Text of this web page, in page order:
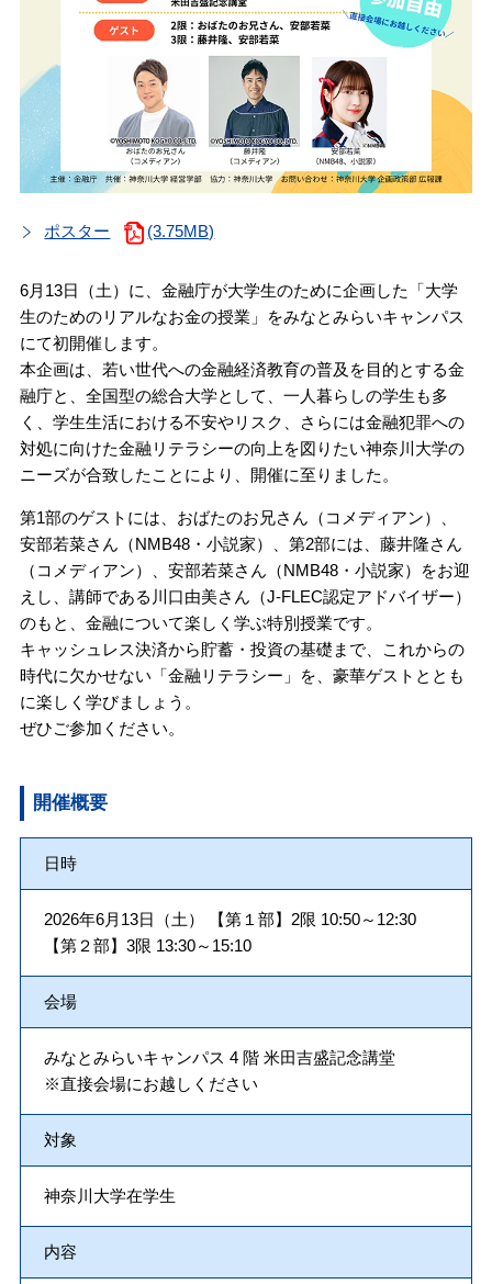
ポスター (3.75MB)
6月13日（土）に、金融庁が大学生のために企画した「大学
生のためのリアルなお金の授業」をみなとみらいキャンパス
にて初開催します。
本企画は、若い世代への金融経済教育の普及を目的とする金
融庁と、全国型の総合大学として、一人暮らしの学生も多
く、学生生活における不安やリスク、さらには金融犯罪への
対処に向けた金融リテラシーの向上を図りたい神奈川大学の
ニーズが合致したことにより、開催に至りました。
第1部のゲストには、おばたのお兄さん（コメディアン）、
安部若菜さん（NMB48・小説家）、第2部には、藤井隆さん
（コメディアン）、安部若菜さん（NMB48・小説家）をお迎
えし、講師である川口由美さん（J-FLEC認定アドバイザー）
のもと、金融について楽しく学ぶ特別授業です。
キャッシュレス決済から貯蓄・投資の基礎まで、これからの
時代に欠かせない「金融リテラシー」を、豪華ゲストととも
に楽しく学びましょう。
ぜひご参加ください。
開催概要
日時
2026年6月13日（土） 【第１部】2限 10:50～12:30
【第２部】3限 13:30～15:10
会場
みなとみらいキャンパス 4 階 米田吉盛記念講堂
※直接会場にお越しください
対象
神奈川大学在学生
内容